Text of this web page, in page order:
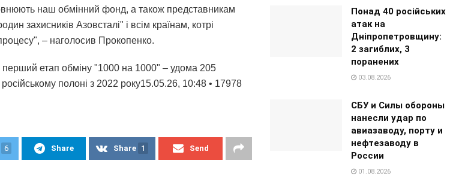
наш обмінний фонд, а також представникам
захисників Азовсталі" і всім країнам, котрі
– наголосив Прокопенко.
етап обміну "1000 на 1000" – удома 205
російському полоні з 2022 року15.05.26, 10:48 • 17978
6 Share Share 1 Send
Понад 40 російських
атак на
Дніпропетровщину:
2 загиблих, 3
поранених
03.08.2026
СБУ и Силы обороны
нанесли удар по
авиазаводу, порту и
нефтезаводу в
России
01.08.2026